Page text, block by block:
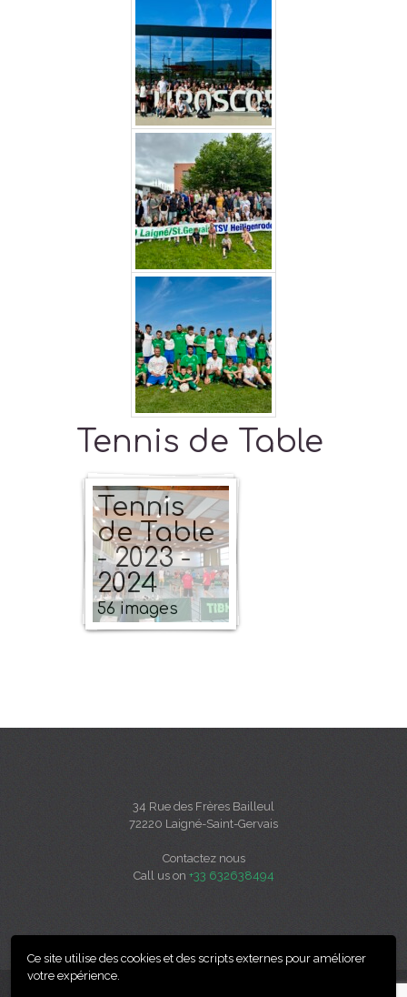
Ce site utilise des cookies et des scripts externes pour améliorer
votre expérience.
Tennis de Table
Tennis
de Table
- 2023 -
2024
56 images
34 Rue des Frères Bailleul
72220 Laigné-Saint-Gervais
Contactez nous
Call us on +33 632638494